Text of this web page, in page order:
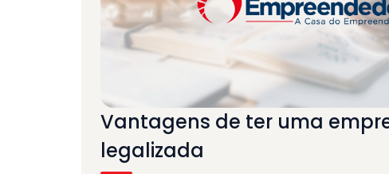
Vantagens de ter uma
legalizada